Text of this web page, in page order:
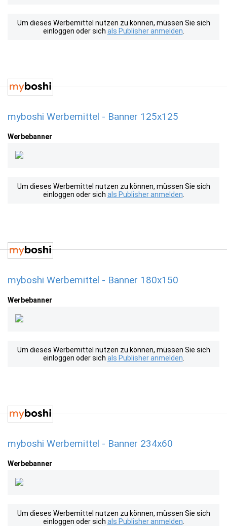
Um dieses Werbemittel nutzen zu können, müssen Sie sich
einloggen oder sich als Publisher anmelden
myboshi Werbemittel - Banner 125x125
Werbebanner
Um dieses Werbemittel nutzen zu können, müssen Sie sich
einloggen oder sich als Publisher anmelden
myboshi Werbemittel - Banner 180x150
Werbebanner
Um dieses Werbemittel nutzen zu können, müssen Sie sich
einloggen oder sich als Publisher anmelden
myboshi Werbemittel - Banner 234x60
Werbebanner
Um dieses Werbemittel nutzen zu können, müssen Sie sich
einloggen oder sich als Publisher anmelden